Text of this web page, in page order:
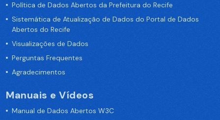
Política de Dados Abertos da Prefeitura do Recife
Sistemática de Atualização de Dados do Portal de Dados
Abertos do Recife
Visualizações de Dados
Perguntas Frequentes
Agradecimentos
Manuais e Vídeos
Manual de Dados Abertos W3C